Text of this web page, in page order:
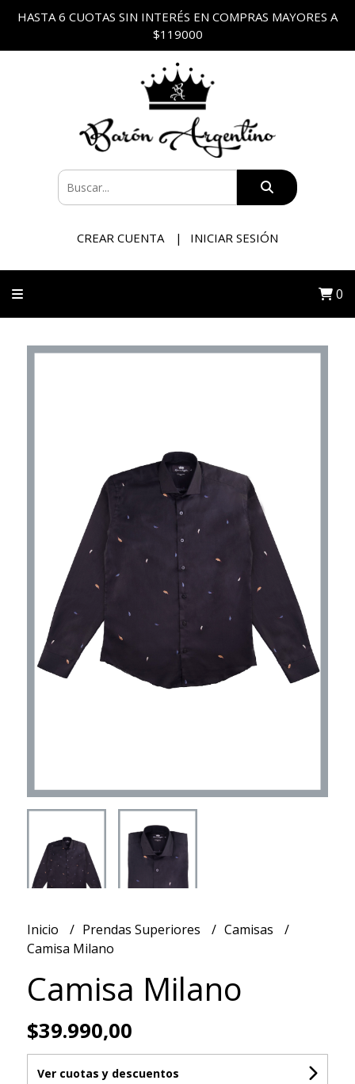
HASTA 6 CUOTAS SIN INTERÉS EN COMPRAS MAYORES A
$119000
CREAR CUENTA INICIAR SESIÓN
0
Inicio Prendas Superiores
Camisas
Camisa Milano
Camisa Milano
$39.990,00
Ver cuotas y descuentos